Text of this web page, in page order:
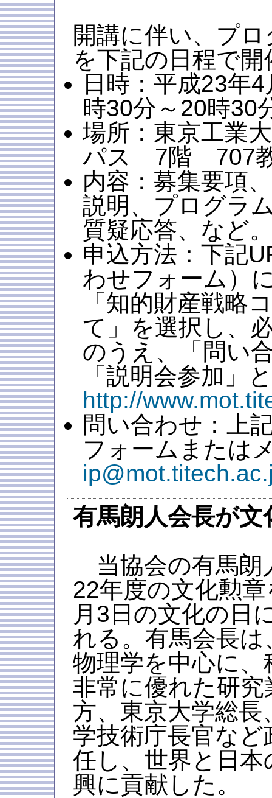
開講に伴い、プ
を下記の日程で
日時：平成23年
時30分～20時30
場所：東京工業
パス 7階 707
内容：募集要項
説明、プログラ
質疑応答、など
申込方法：下記
わせフォーム）
「知的財産戦略
て」を選択し、
のうえ、「問い
「説明会参加」
http://
問い合わせ：上
フォームまたは
有馬朗人会長が文
当協会の有馬朗
22年度の文化勲
月3日の文化の日
れる。有馬会長
物理学を中心に
非常に優れた研
方、東京大学総長
学技術庁長官な
任し、世界と日
興に貢献した。